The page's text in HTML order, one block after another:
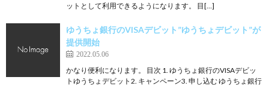
ットとして利用できるようになります。 目[…]
ゆうちょ銀行のVISAデビット”ゆうちょデビット”が
提供開始
2022.05.06
かなり便利になります。 目次 1. ゆうちょ銀行のVISAデビッ
トゆうちょデビット2. キャンペーン3. 申し込む ゆうちょ銀行